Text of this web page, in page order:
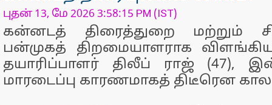
புதன் 13, மே 2026 3:58:15 PM (IST)
கன்னடத் திரைத்துறை மற்றும்
பன்முகத் திறமையாளராக
தயாரிப்பாளர் திலீப் ராஜ் (47),
மாரடைப்பு காரணமாகத் திடீரென